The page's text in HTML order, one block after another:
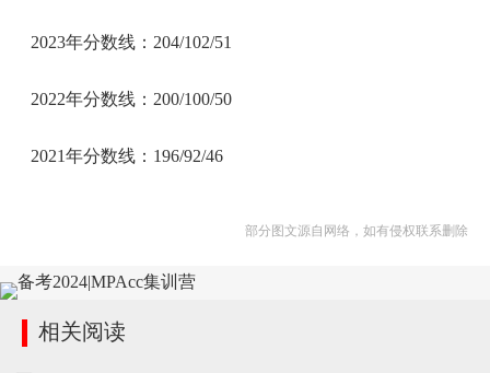
2023年分数线：204/102/51
2022年分数线：200/100/50
2021年分数线：196/92/46
部分图文源自网络，如有侵权联系删除
相关阅读